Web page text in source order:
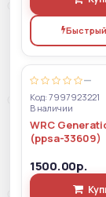
Быстрый
—
Код: 7997923221
В наличии
WRC
(ppsa-33609)
1500.00р.